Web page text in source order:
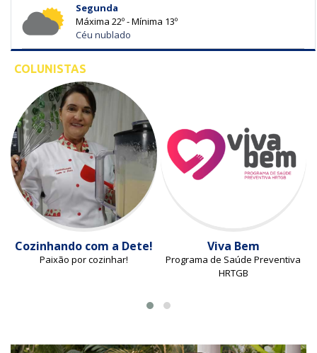
Segunda
Máxima 22º - Mínima 13º
Céu nublado
COLUNISTAS
Cozinhando com a Dete!
Paixão por cozinhar!
Viva Bem
Programa de Saúde Preventiva
HRTGB